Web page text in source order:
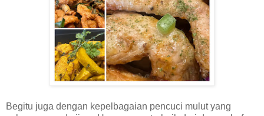
Begitu juga dengan kepelbagaian pencuci mulut yang